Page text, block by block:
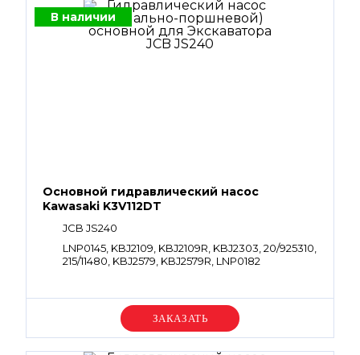
В наличии
Основной гидравлический насос
Kawasaki K3V112DT
JCB JS240
LNP0145, KBJ2109, KBJ2109R, KBJ2303, 20/925310,
215/11480, KBJ2579, KBJ2579R, LNP0182
Уточняйте цену